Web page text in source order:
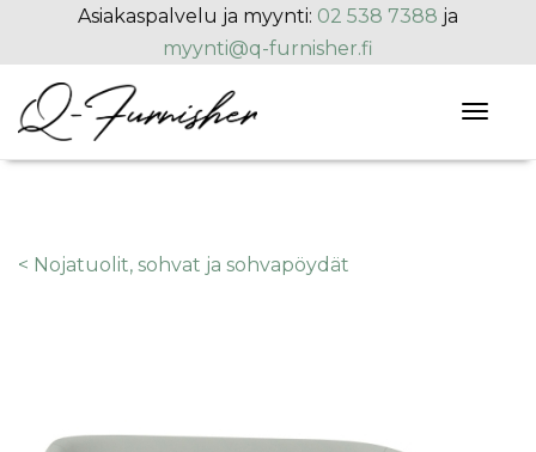
Hyppää pääsisältöön
Asiakaspalvelu ja myynti: 02 538 7388 ja
myynti@q-furnisher.fi
< Nojatuolit, sohvat ja sohvapöydät